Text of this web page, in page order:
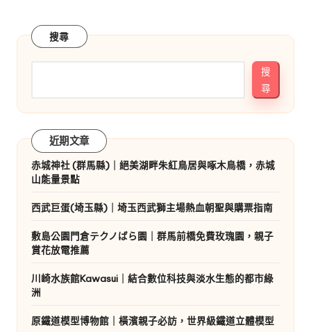
搜尋
搜
尋
近期文章
赤城神社 (群馬縣)｜絕美湖畔朱紅鳥居與啄木鳥橋，赤城
山能量景點
西武巨蛋(埼玉縣)｜埼玉西武獅主場熱血朝聖與購票指南
敷島公園門倉テクノばら園｜群馬前橋免費玫瑰園，親子
賞花放電推薦
川崎水族館Kawasui｜結合數位科技與淡水生態的都市綠
洲
原鐵道模型博物館｜橫濱親子必訪，世界級鐵道立體模型